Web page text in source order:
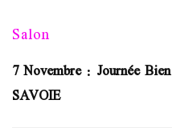
Salon
7 Novembre : Journée
SAVOIE